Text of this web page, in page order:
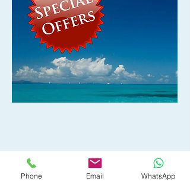
Phone Email WhatsApp